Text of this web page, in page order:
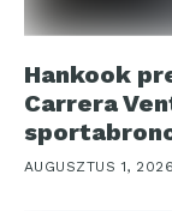
Hankook
Carrera
AUGUSZTUS 1, 2026